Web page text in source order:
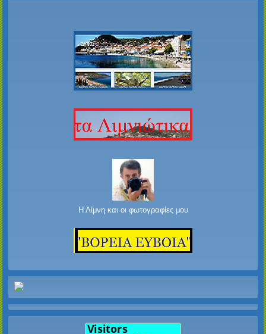
Η Λίμνη και οι φωτογραφίες μου